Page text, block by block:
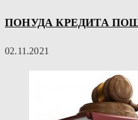
ПОНУДА КРЕДИТА
02.11.2021